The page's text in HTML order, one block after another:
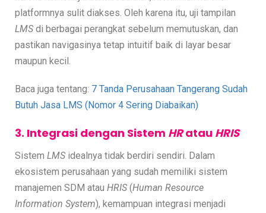
platformnya sulit diakses. Oleh karena itu, uji tampilan
LMS di berbagai perangkat sebelum memutuskan, dan
pastikan navigasinya tetap intuitif baik di layar besar
maupun kecil.
Baca juga tentang: 7 Tanda Perusahaan Tangerang Sudah
Butuh Jasa LMS (Nomor 4 Sering Diabaikan)
3. Integrasi dengan Sistem HRatau HRIS
Sistem LMS idealnya tidak berdiri sendiri. Dalam
ekosistem perusahaan yang sudah memiliki sistem
manajemen SDM atau HRIS (Human Resource
Information System), kemampuan integrasi menjadi